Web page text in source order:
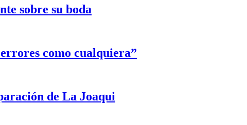
sobre su boda
como cualquiera”
de La Joaqui